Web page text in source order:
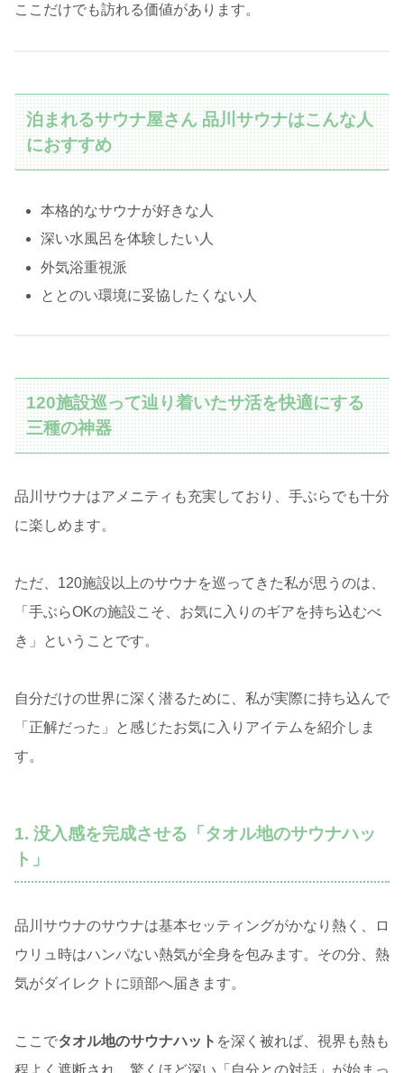
ここだけでも訪れる価値があります。
泊まれるサウナ屋さん 品川サウナはこんな人
におすすめ
本格的なサウナが好きな人
深い水風呂を体験したい人
外気浴重視派
ととのい環境に妥協したくない人
120施設巡って辿り着いたサ活を快適にする
三種の神器
品川サウナはアメニティも充実しており、手ぶらでも十分
に楽しめます。
ただ、120施設以上のサウナを巡ってきた私が思うのは、
「手ぶらOKの施設こそ、お気に入りのギアを持ち込むべ
き」ということです。
自分だけの世界に深く潜るために、私が実際に持ち込んで
「正解だった」と感じたお気に入りアイテムを紹介しま
す。
1. 没入感を完成させる「タオル地のサウナハッ
ト」
品川サウナのサウナは基本セッティングがかなり熱く、ロ
ウリュ時はハンパない熱気が全身を包みます。その分、熱
気がダイレクトに頭部へ届きます。
ここでタオル地のサウナハット を深く被れば、視界も熱も
程よく遮断され、驚くほど深い「自分との対話」が始まっ